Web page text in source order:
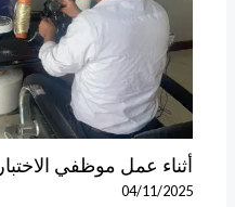
أثناء عمل موظفي الاختبار
04/11/2025